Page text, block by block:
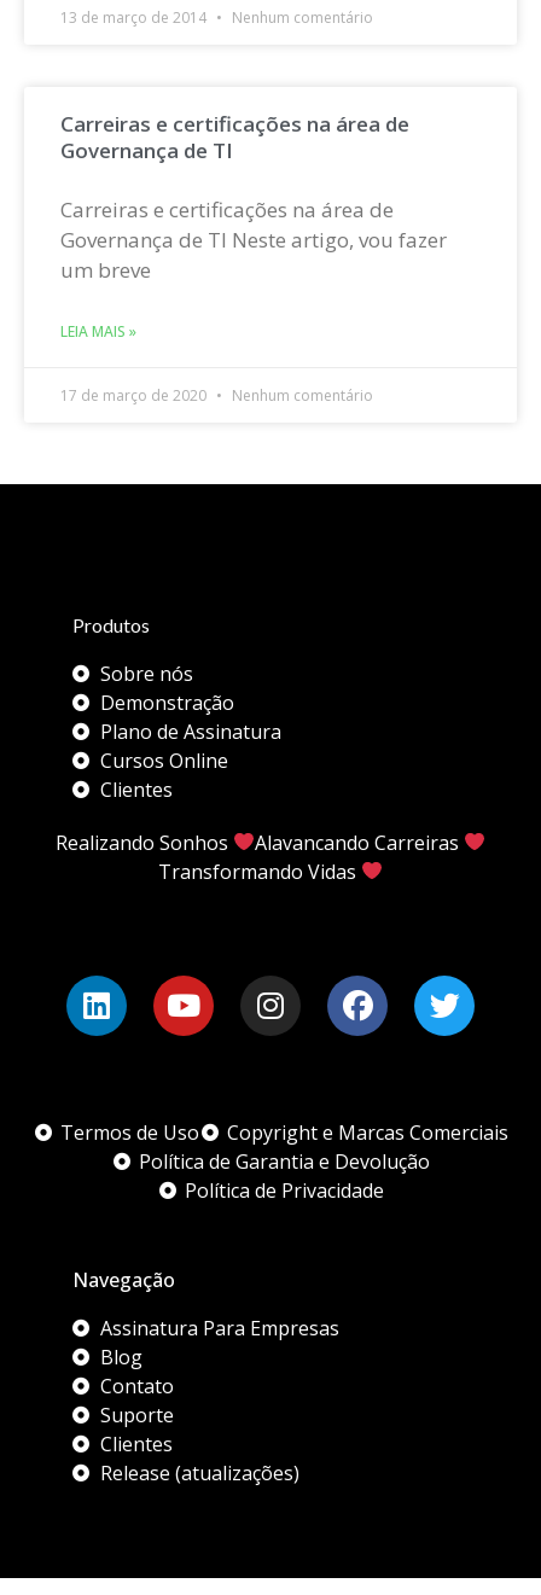
13 de março de 2014 Nenhum comentário
Carreiras e certificações na área de
Governança de TI
Carreiras e certificações na área de
Governança de TI Neste artigo, vou fazer
um breve
LEIA MAIS »
17 de março de 2020 Nenhum comentário
Produtos
Sobre nós
Demonstração
Plano de Assinatura
Cursos Online
Clientes
Realizando Sonhos
Alavancando Carreiras
Transformando Vidas
Termos de Uso
Copyright e Marcas Comerciais
Política de Garantia e Devolução
Política de Privacidade
Navegação
Assinatura Para Empresas
Blog
Contato
Suporte
Clientes
Release (atualizações)